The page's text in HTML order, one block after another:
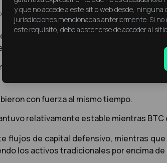
el oro continúa
“oro digital”. Sin embargo, los datos
con fuerza al mismo tiempo.
relativamente estable mientras BTC
flujos de capital defensivo, mientras
los activos tradicionales por encima
y que no accede a este sitio web desde, ninguna
jurisdicciones mencionadas anteriormente. Si no
este requisito, debe abstenerse de acceder al